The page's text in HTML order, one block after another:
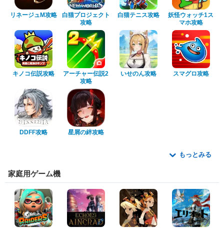
リネージュM攻略
白猫プロジェクト
攻略
白猫テニス攻略
妖怪ウォッチ1ス
マホ攻略
キノコ伝説攻略
アーチャー伝説2
攻略
いせのん攻略 スマグロ攻略
DDFF攻略 星屑の絆攻略
もっとみる
家庭用ゲーム機